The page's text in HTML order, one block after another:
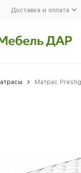
Доставка и оплата
Матрас